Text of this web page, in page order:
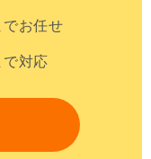
でお任せ
で対応